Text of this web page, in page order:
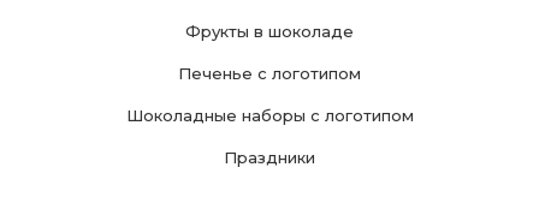
Фрукты в шоколаде
Печенье с логотипом
Шоколадные наборы с логотипом
Праздники